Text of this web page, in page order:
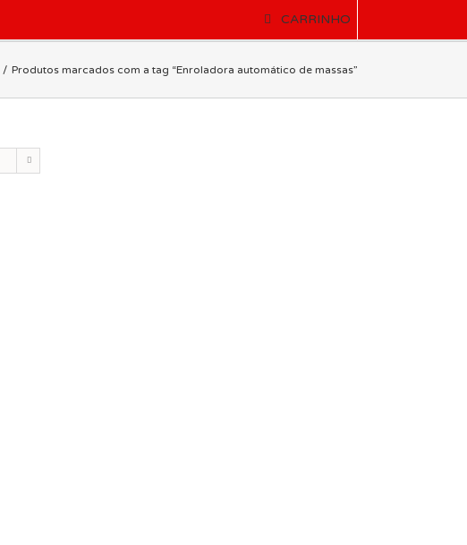
CARRINHO
Produtos marcados com a tag “Enroladora automático de massas”